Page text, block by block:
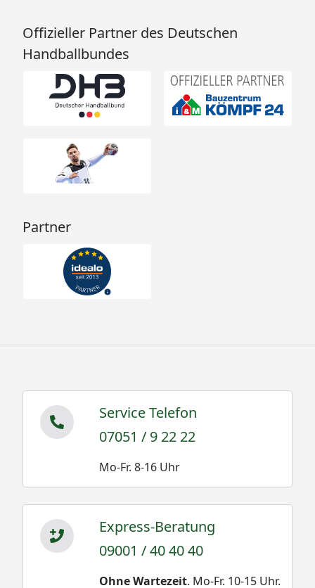
Offizieller Partner des Deutschen
Handballbundes
Partner
Service Telefon
07051 / 9 22 22
Mo-Fr. 8-16 Uhr
Express-Beratung
09001 / 40 40 40
Ohne Wartezeit. Mo-Fr. 10-15 Uhr.